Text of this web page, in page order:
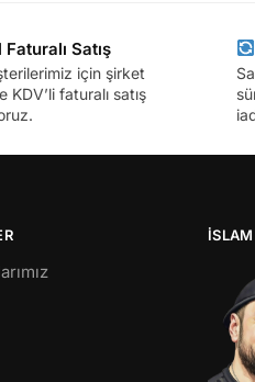
Satış
için şirket
KDV’li faturalı satış